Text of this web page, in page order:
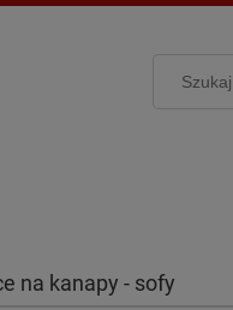
na kanapy - sofy